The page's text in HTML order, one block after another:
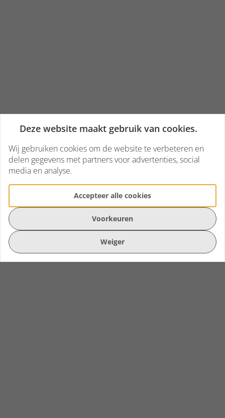
Deze website maakt gebruik van cookies.
Wij gebruiken cookies om de website te verbeteren en
delen gegevens met partners voor advertenties, social
media en analyse.
Accepteer alle cookies
Voorkeuren
Weiger